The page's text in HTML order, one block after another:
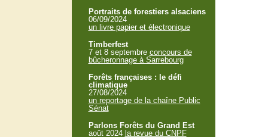
Portraits de forestiers alsaciens
06/09/2024
un livre papier et électronique
Timberfest
7 et 8 septembre concours de
bûcheronnage à Sarrebourg
Forêts françaises : le défi
climatique
27/08/2024
un reportage de la chaîne Public
Sénat
Parlons Forêts du Grand Est
août 2024 la revue du CNPF